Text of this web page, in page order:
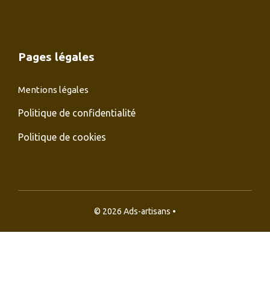
Pages légales
Mentions légales
Politique de confidentialité
Politique de cookies
© 2026 Ads-artisans •